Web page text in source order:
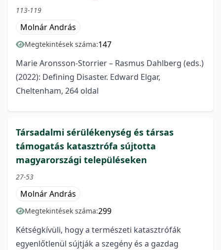
113-119
Molnár András
Megtekintések száma:147
Marie Aronsson-Storrier – Rasmus Dahlberg (eds.)
(2022): Defining Disaster. Edward Elgar,
Cheltenham, 264 oldal
Társadalmi sérülékenység és társas
támogatás katasztrófa sújtotta
magyarországi településeken
27-53
Molnár András
Megtekintések száma:299
Kétségkívüli, hogy a természeti katasztrófák
egyenlőtlenül sújtják a szegény és a gazdag